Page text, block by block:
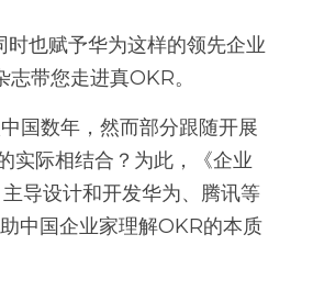
带您走进真OKR。
实际相结合？为此，《企业
导设计和开发华为、腾讯等
中国企业家理解OKR的本质